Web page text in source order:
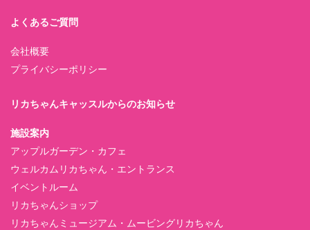
よくあるご質問
会社概要
プライバシーポリシー
リカちゃんキャッスルからのお知らせ
施設案内
アップルガーデン・カフェ
ウェルカムリカちゃん・エントランス
イベントルーム
リカちゃんショップ
リカちゃんミュージアム・ムービングリカちゃん